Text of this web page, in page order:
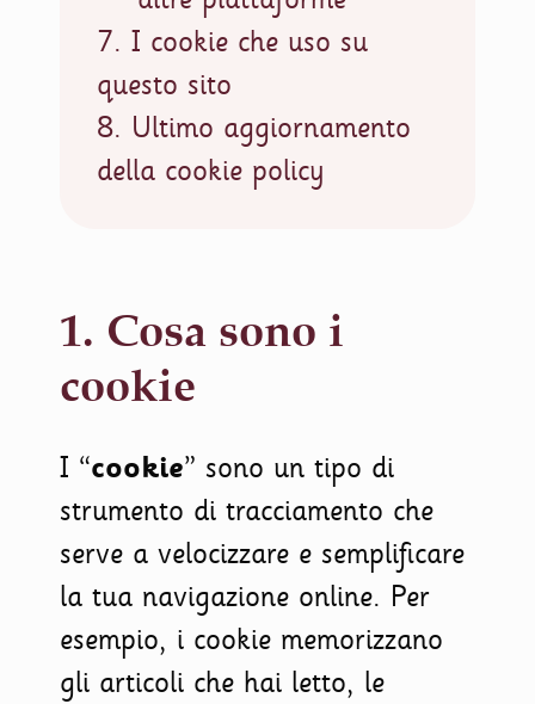
7. I cookie che uso su
questo sito
8. Ultimo aggiornamento
della cookie policy
1. Cosa sono i
cookie
I “cookie” sono un tipo di
strumento di tracciamento che
serve a velocizzare e semplificare
la tua navigazione online. Per
esempio, i cookie memorizzano
gli articoli che hai letto, le